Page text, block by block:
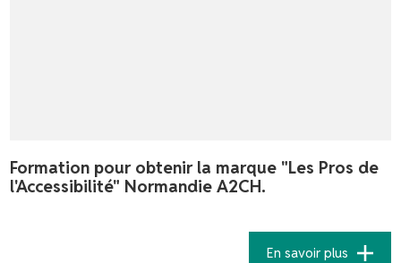
Formation pour obtenir la marque "Les Pros de
l'Accessibilité" Normandie A2CH.
En savoir plus